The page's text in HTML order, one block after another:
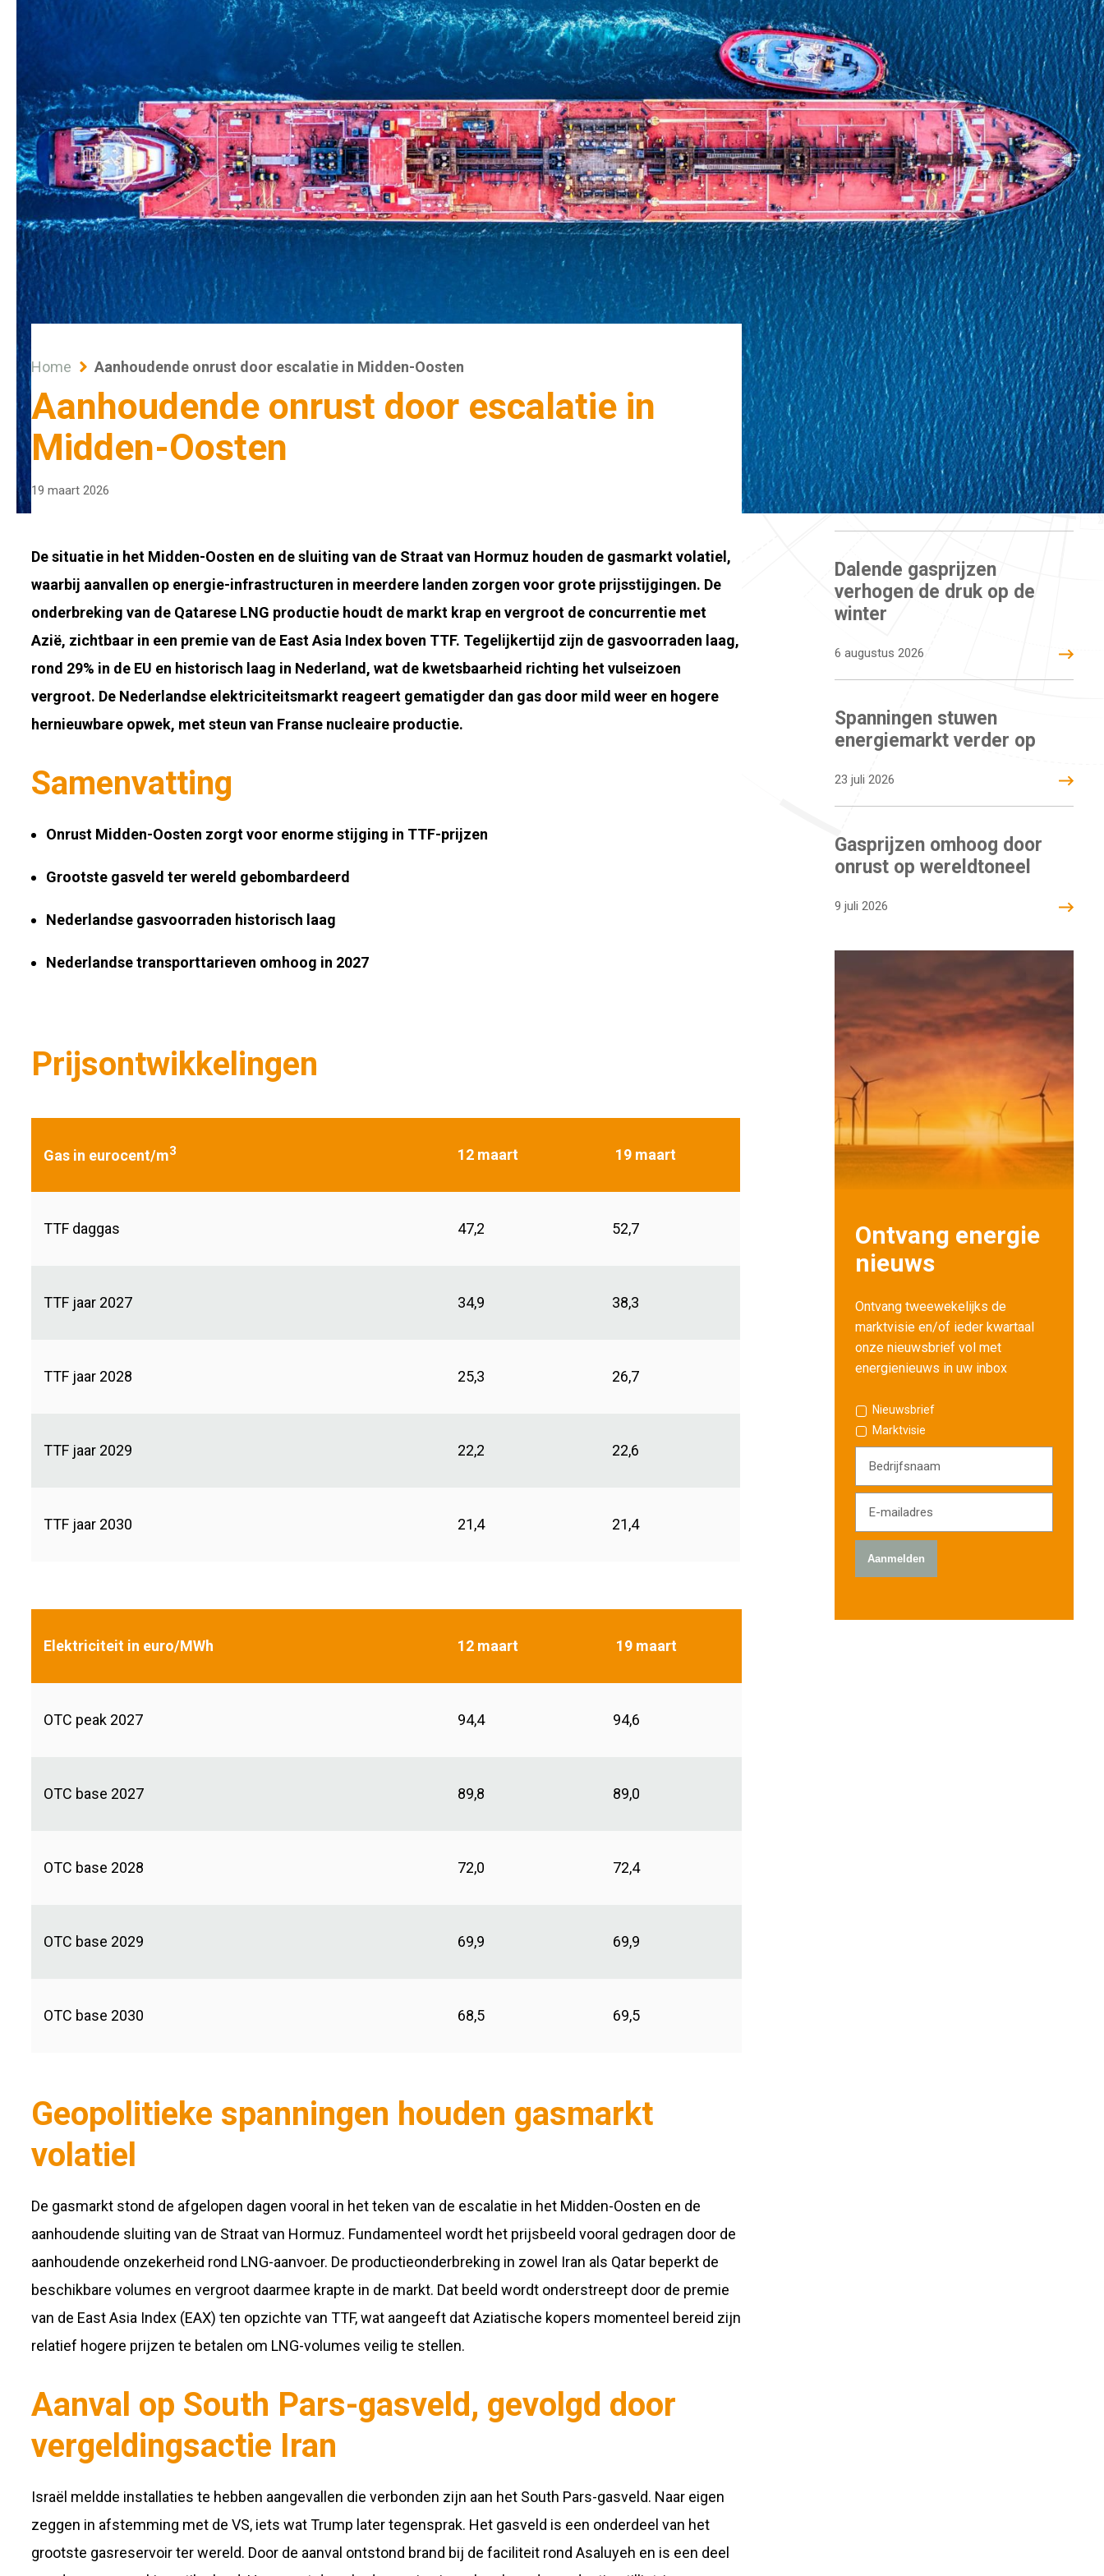
Home Aanhoudende onrust door escalatie in Midden-Oosten
Aanhoudende onrust door escalatie in
Midden-Oosten
19 maart 2026
De situatie in het Midden-Oosten en de sluiting van de Straat van Hormuz houden de gasmarkt volatiel,
waarbij aanvallen op energie-infrastructuren in meerdere landen zorgen voor grote prijsstijgingen. De
onderbreking van de Qatarese LNG productie houdt de markt krap en vergroot de concurrentie met
Azië, zichtbaar in een premie van de East Asia Index boven TTF. Tegelijkertijd zijn de gasvoorraden laag,
rond 29% in de EU en historisch laag in Nederland, wat de kwetsbaarheid richting het vulseizoen
vergroot. De Nederlandse elektriciteitsmarkt reageert gematigder dan gas door mild weer en hogere
hernieuwbare opwek, met steun van Franse nucleaire productie.
Samenvatting
Onrust Midden-Oosten zorgt voor enorme stijging in TTF-prijzen
Grootste gasveld ter wereld gebombardeerd
Nederlandse gasvoorraden historisch laag
Nederlandse transporttarieven omhoog in 2027
Prijsontwikkelingen
Gas in eurocent/m3 12 maart 19 maart
TTF daggas 47,2 52,7
TTF jaar 2027 34,9 38,3
TTF jaar 2028 25,3 26,7
TTF jaar 2029 22,2 22,6
TTF jaar 2030 21,4 21,4
Elektriciteit in euro/MWh 12 maart 19 maart
OTC peak 2027 94,4 94,6
OTC base 2027 89,8 89,0
OTC base 2028 72,0 72,4
OTC base 2029 69,9 69,9
OTC base 2030 68,5 69,5
Geopolitieke spanningen houden gasmarkt
volatiel
De gasmarkt stond de afgelopen dagen vooral in het teken van de escalatie in het Midden-Oosten en de
aanhoudende sluiting van de Straat van Hormuz. Fundamenteel wordt het prijsbeeld vooral gedragen door de
aanhoudende onzekerheid rond LNG-aanvoer. De productieonderbreking in zowel Iran als Qatar beperkt de
beschikbare volumes en vergroot daarmee krapte in de markt. Dat beeld wordt onderstreeptdoor de premie
van de EastAsiaIndex (EAX) ten opzichte van TTF, wat aangeeft dat Aziatische kopers momenteel bereid zijn
relatief hogere prijzen te betalen om LNG-volumes veilig te stellen.
Aanval op South Pars-gasveld, gevolgd door
vergeldingsactie Iran
Israël meldde installaties te hebben aangevallen die verbonden zijn aan het South Pars-gasveld. Naar eigen
zeggen in afstemming met de VS, iets wat Trump later tegensprak. Het gasveld is een onderdeel van het
grootste gasreservoir ter wereld. Door de aanval ontstond brand bij de faciliteit rond Asaluyeh en is een deel
Dalende gasprijzen
verhogen de druk op de
winter
6 augustus 2026
Spanningen stuwen
energiemarkt verder op
23 juli 2026
Gasprijzen omhoog door
onrust op wereldtoneel
9 juli 2026
Ontvang energie
nieuws
Ontvang tweewekelijks de
marktvisie en/of ieder kwartaal
onze nieuwsbrief vol met
energienieuws in uw inbox
Nieuwsbrief
Marktvisie